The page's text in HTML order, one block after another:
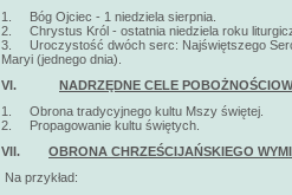
1. Bóg Ojciec - 1 niedziela sierpnia.
2. Chrystus Król - ostatnia niedziela roku
3. Uroczystość dwóch serc: Najświętszego
Maryi (jednego dnia).
VI.
NADRZĘDNE CELE
1. Obrona tradycyjnego kultu Mszy świętej.
2. Propagowanie kultu świętych.
VII. OBRONA CHRZEŚCIJAŃSKIEGO
Na przykład: